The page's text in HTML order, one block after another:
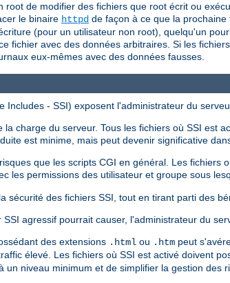
root de modifier des fichiers que root écrit ou
le binaire httpd de façon à ce que la
(pour un utilisateur non root), quelqu'un
fichier avec des données arbitraires. Si les
eux-mêmes avec des données fausses.
Includes - SSI) exposent l'administrateur du
charge du serveur. Tous les fichiers où SSI est
est minime, mais peut devenir significative
que les scripts CGI en général. Les
les permissions des utilisateur et groupe sous
sécurité des fichiers SSI, tout en tirant parti des
agressif pourrait causer, l'administrateur du
des extensions .html ou .htm peut
élevé. Les fichiers où SSI est activé doivent
niveau minimum et de simplifier la gestion des